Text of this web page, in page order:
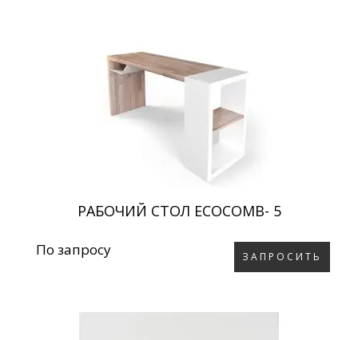
РАБОЧИЙ СТОЛ ECOCOMB- 5
По запросу ЗАПРОСИТЬ